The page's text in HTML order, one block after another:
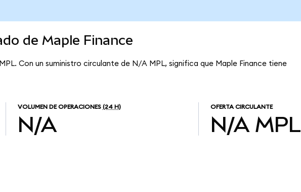
de Maple Finance
Con un suministro circulante de N/A MPL, significa que Maple Finance tiene
VOLUMEN DE OPERACIONES (24 H)
N/A
OFERTA CIRCULANTE
N/A MPL